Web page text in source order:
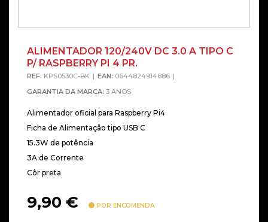
ALIMENTADOR 120/240V DC 3.0 A TIPO C
P/ RASPBERRY PI 4 PR.
REF: KPS0530C-BK EAN: 0644824914886
GARANTIA DA MARCA: 3 ANOS
Alimentador oficial para Raspberry Pi4
Ficha de Alimentação tipo USB C
15.3W de potência
3A de Corrente
Côr preta
9,90 € POR ENCOMENDA